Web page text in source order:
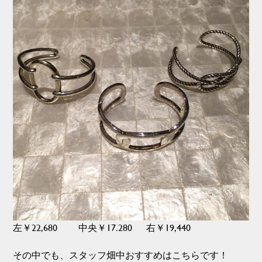
左￥22,680 中央￥17.280 右￥19,440
その中でも、スタッフ畑中おすすめはこちらです！